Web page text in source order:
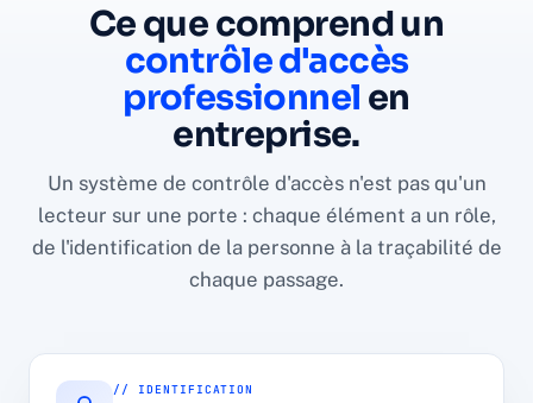
Ce que comprend un
contrôle d'accès
professionnel en
entreprise.
Un système de contrôle d'accès n'est pas qu'un
lecteur sur une porte : chaque élément a un rôle,
de l'identification de la personne à la traçabilité de
chaque passage.
// IDENTIFICATION